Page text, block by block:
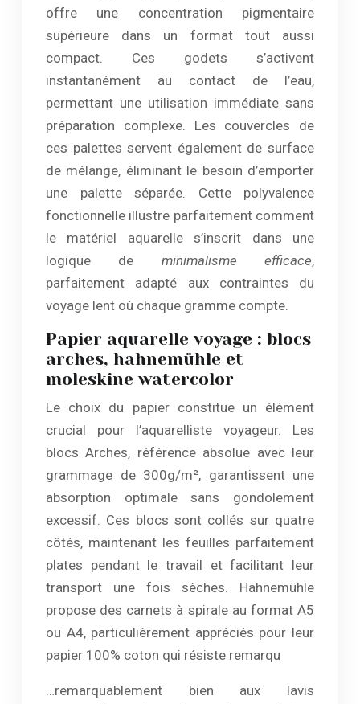
offre une concentration pigmentaire
supérieure dans un format tout aussi
compact. Ces godets s’activent
instantanément au contact de l’eau,
permettant une utilisation immédiate sans
préparation complexe. Les couvercles de
ces palettes servent également de surface
de mélange, éliminant le besoin d’emporter
une palette séparée. Cette polyvalence
fonctionnelle illustre parfaitement comment
le matériel aquarelle s’inscrit dans une
logique de minimalisme efficace,
parfaitement adapté aux contraintes du
voyage lent où chaque gramme compte.
Papier aquarelle voyage : blocs
arches, hahnemühle et
moleskine watercolor
Le choix du papier constitue un élément
crucial pour l’aquarelliste voyageur. Les
blocs Arches, référence absolue avec leur
grammage de 300g/m², garantissent une
absorption optimale sans gondolement
excessif. Ces blocs sont collés sur quatre
côtés, maintenant les feuilles parfaitement
plates pendant le travail et facilitant leur
transport une fois sèches. Hahnemühle
propose des carnets à spirale au format A5
ou A4, particulièrement appréciés pour leur
papier 100% coton qui résiste remarqu
…remarquablement bien aux lavis